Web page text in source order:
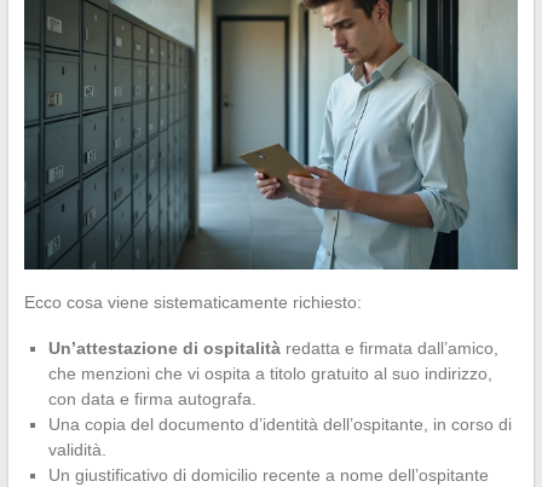
Ecco cosa viene sistematicamente richiesto:
Un’attestazione di ospitalitàredatta e firmata dall’amico,
che menzioni che vi ospita a titolo gratuito al suo indirizzo,
con data e firma autografa.
Una copia del documento d’identità dell’ospitante, in corso di
validità.
Un giustificativo di domicilio recente a nome dell’ospitante